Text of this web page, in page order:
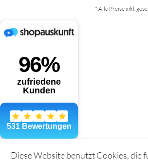
* Alle Preise inkl.
Diese Website benutzt Cookies, die